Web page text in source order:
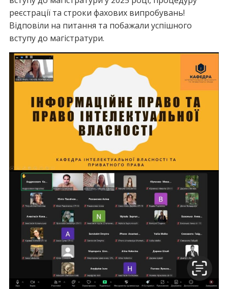
реєстрації та строки фахових випробувань!
Відповіли на питання та побажали успішного
вступу до магістратури.